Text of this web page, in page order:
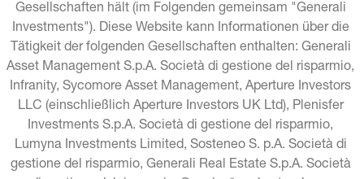
Gesellschaften hält (im Folgenden gemeinsam "Generali
Investments"). Diese Website kann Informationen über die
Tätigkeit der folgenden Gesellschaften enthalten: Generali
Asset Management S.p.A. Società di gestione del risparmio,
Infranity, Sycomore Asset Management, Aperture Investors
LLC (einschließlich Aperture Investors UK Ltd), Plenisfer
Investments S.p.A. Società di gestione del risparmio,
Lumyna Investments Limited, Sosteneo S. p.A. Società di
gestione del risparmio, Generali Real Estate S.p.A. Società